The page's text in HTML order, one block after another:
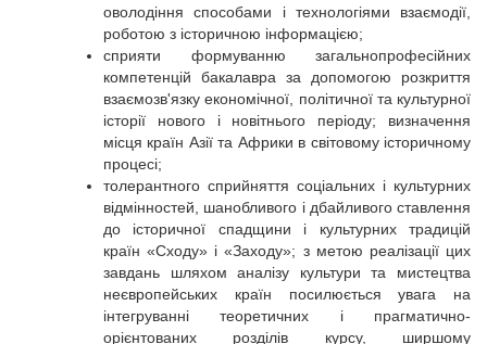
оволодіння способами і технологіями взаємодії,
роботою з історичною інформацією;
сприяти формуванню загальнопрофесійних
компетенцій бакалавра за допомогою розкриття
взаємозв'язку економічної, політичної та культурної
історії нового і новітнього періоду; визначення
місця країн Азії та Африки в світовому історичному
процесі;
толерантного сприйняття соціальних і культурних
відмінностей, шанобливого і дбайливого ставлення
до історичної спадщини і культурних традицій
країн «Сходу» і «Заходу»; з метою реалізації цих
завдань шляхом аналізу культури та мистецтва
неєвропейських країн посилюється увага на
інтегруванні теоретичних і прагматично-
орієнтованих розділів курсу, ширшому